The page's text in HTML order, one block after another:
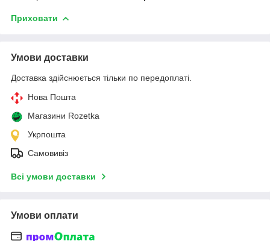
Приховати
Умови доставки
Доставка здійснюється тільки по передоплаті.
Нова Пошта
Магазини Rozetka
Укрпошта
Самовивіз
Всі умови доставки
Умови оплати